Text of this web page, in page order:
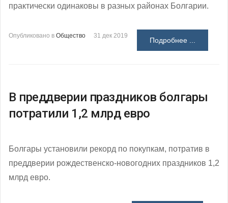
практически одинаковы в разных районах Болгарии.
Опубликовано в Общество 31 дек 2019
Подробнее ...
В преддверии праздников болгары
потратили 1,2 млрд евро
Болгары установили рекорд по покупкам, потратив в
преддверии рождественско-новогодних праздников 1,2
млрд евро.